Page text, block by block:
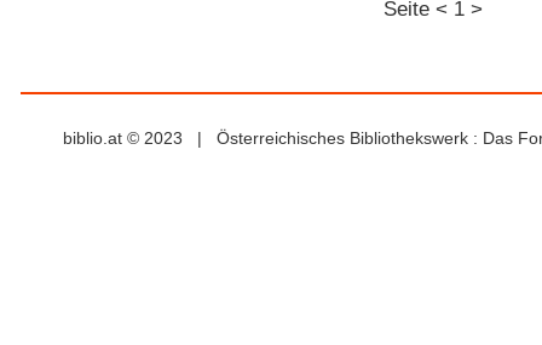
Seite < 1 >
biblio.at © 2023 | Österreichisches Bibliothekswerk : Das